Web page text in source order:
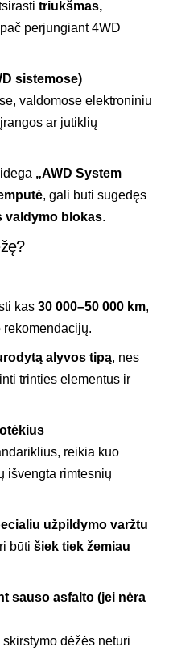
triukšmas,
perjungiant 4WD
sistemose)
valdomose elektroniniu
ar jutiklių
„AWD System
, gali būti sugedęs
valdymo blokas.
kas 30 000–50 000 km,
alyvos tipą, nes
trinties elementus ir
reikia kuo
išvengta rimtesnių
užpildymo varžtu
būti šiek tiek žemiau
sauso asfalto (jei nėra
dėžės neturi